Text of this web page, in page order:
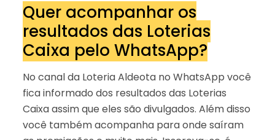
Quer acompanhar os
resultados das Loterias
Caixa pelo WhatsApp?
No canal da Loteria Aldeota no WhatsApp você
fica informado dos resultados das Loterias
Caixa assim que eles são divulgados. Além disso
você também acompanha para onde saíram